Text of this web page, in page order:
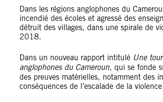
Dans les régions anglophones du
incendié des écoles et agressé des
détruit des villages, dans une spirale de
2018.
Dans un nouveau rapport intitulé Une
anglophones du Cameroun, qui se fonde
des preuves matérielles, notamment des
conséquences de l’escalade de la